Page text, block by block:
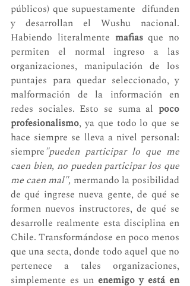
públicos) que supuestamente  difunden
y desarrollan el Wushu nacional.
Habiendo literalmente mafias que no
permiten el normal ingreso a las
organizaciones, manipulación de los
puntajes para quedar seleccionado, y
malformación de la información en
redes sociales. Esto se suma al poco
profesionalismo, ya que todo lo que se
hace siempre se lleva a nivel personal:
siempre "pueden participar lo que me
caen bien, no pueden participar los que
me caen mal", mermando la posibilidad
de qué ingrese nueva gente, de qué se
formen nuevos instructores, de qué se
desarrolle realmente esta disciplina en
Chile. Transformándose en poco menos
que una secta, donde todo aquel que no
pertenece a tales organizaciones,
simplemente es un enemigo y está en